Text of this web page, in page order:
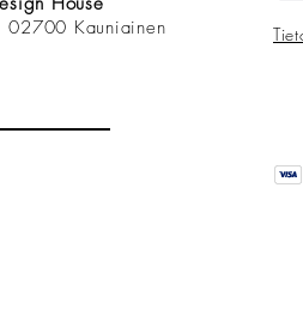
02700 Kauniainen